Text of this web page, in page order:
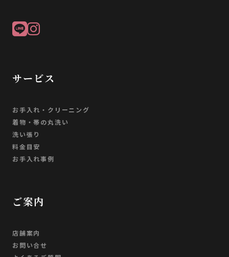
サービス
お手入れ・クリーニング
着物・帯の丸洗い
洗い張り
料金目安
お手入れ事例
ご案内
店舗案内
お問い合せ